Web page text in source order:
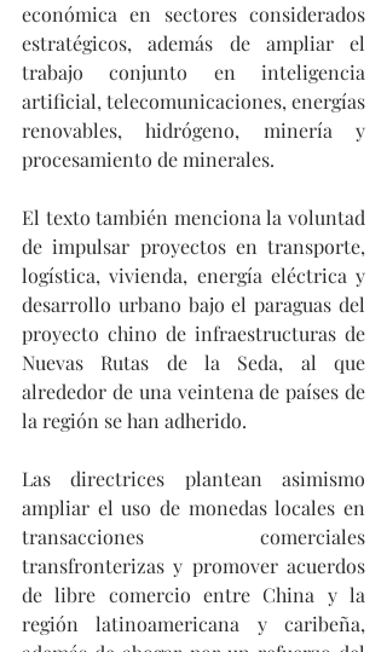
económica en sectores considerados
estratégicos, además de ampliar el
trabajo conjunto en inteligencia
artificial, telecomunicaciones, energías
renovables, hidrógeno, minería y
procesamiento de minerales.
El texto también menciona la voluntad
de impulsar proyectos en transporte,
logística, vivienda, energía eléctrica y
desarrollo urbano bajo el paraguas del
proyecto chino de infraestructuras de
Nuevas Rutas de la Seda, al que
alrededor de una veintena de países de
la región se han adherido.
Las directrices plantean asimismo
ampliar el uso de monedas locales en
transacciones comerciales
transfronterizas y promover acuerdos
de libre comercio entre China y la
región latinoamericana y caribeña,